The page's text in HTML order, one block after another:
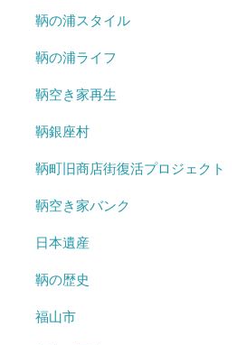
鞆の浦スタイル
鞆の浦ライフ
鞆空き家再生
鞆銀座村
鞆町旧商店街復活プロジェクト
鞆空き家バンク
日本遺産
鞆の歴史
福山市